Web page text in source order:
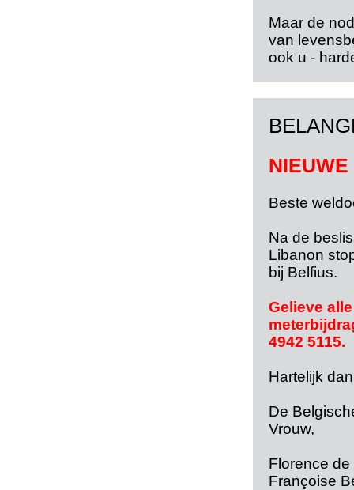
Maar de
van
ook u -
Beste
Na de
Libanon
bij Belfius.
Gelieve
4942 5115.
Hartelijk
De
Vrouw,
Françoise